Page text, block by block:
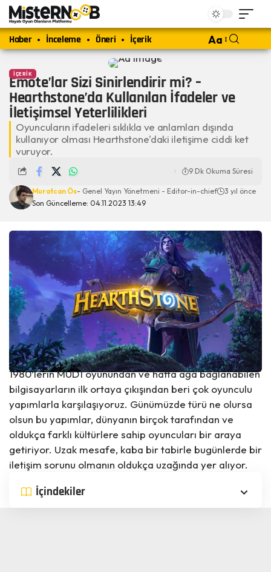
Haber İnceleme Öneri İçerik Aa
İÇERIK
Emote’lar Sizi Sinirlendirir mi? –
Hearthstone’da Kullanılan İfadeler ve
İletişimsel Yeterlilikleri
Oyuncuların ifadeleri sıklıkla ve anlamları dışında
kullanıyor olması Hearthstone'daki iletişime ciddi ket
vuruyor.
Son Güncelleme: 04.11.2023 13:49
Muratcan Ös- Genel Yayın Yönetmeni - Editor-in-chief 3 yıl önce
9 Dk Okuma Süresi
1980’lerin MUD1 oyunundan ve hatta ağa bağlanabilen
bilgisayarların ilk ortaya çıkışından beri çok oyunculu
yapımlarla karşılaşıyoruz. Günümüzde türü ne olursa
olsun bu yapımlar, dünyanın birçok tarafından ve
oldukça farklı kültürlere sahip oyuncuları bir araya
getiriyor. Uzak mesafe, kaba bir tabirle bugünlerde bir
iletişim sorunu olmanın oldukça uzağında yer alıyor.
İçindekiler